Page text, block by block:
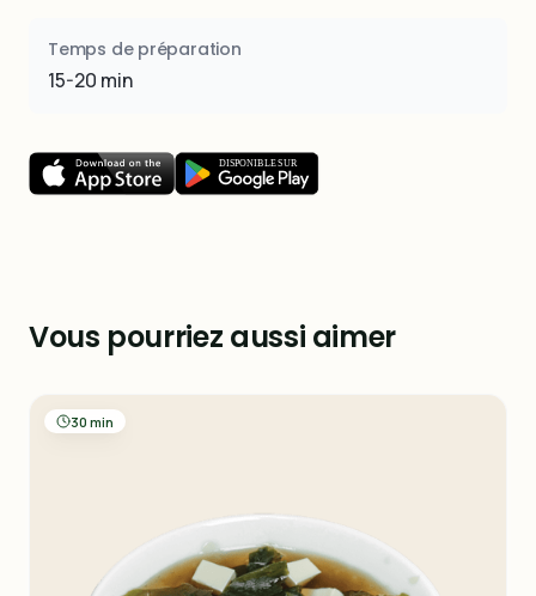
Temps de préparation
15-20 min
Vous pourriez aussi aimer
30 min